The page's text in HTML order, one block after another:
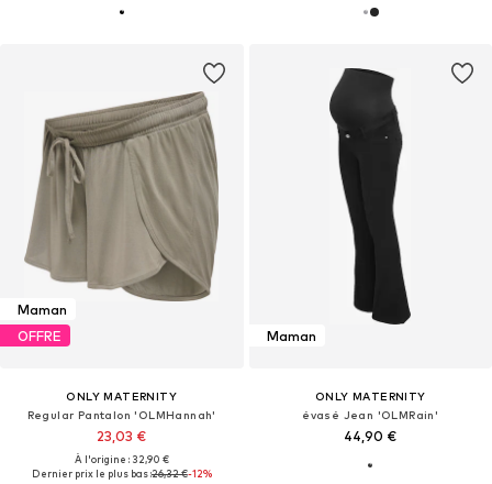
Maman
OFFRE
ONLY MATERNITY
Regular Pantalon 'OLMHannah'
23,03 €
À l'origine : 32,90 €
Dernier prix le plus bas :26,32 €-12%
Maman
ONLY MATERNITY
évasé Jean 'OLMRain'
44,90 €